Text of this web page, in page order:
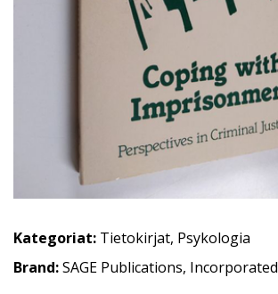
Kategoriat: Tietokirjat, Psykologia
Brand:SAGE Publications, Incorporated